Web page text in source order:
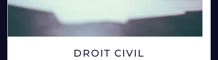
DROIT CIVIL